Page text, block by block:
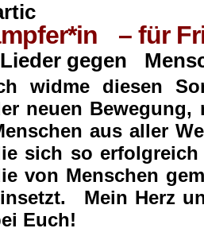
– für
gegen
widme diesen
neuen
aus aller
sich so
von Menschen
Mein Herz
Euch!